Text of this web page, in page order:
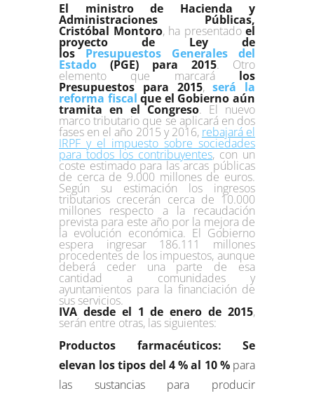
El ministro de Hacienda y
Administraciones Públicas,
Cristóbal Montoro, ha presentado el
proyecto de Ley de
los Presupuestos Generales del
Estado (PGE) para 2015. Otro
elemento que marcará los
Presupuestos para 2015,será la
reforma fiscal que el Gobierno aún
tramita en el Congreso. El nuevo
marco tributario que se aplicará en dos
fases en el año 2015 y 2016, rebajará el
IRPF y el impuesto sobre sociedades
para todos los contribuyentes, con un
coste estimado para las arcas públicas
de cerca de 9.000 millones de euros.
Según su estimación los ingresos
tributarios crecerán cerca de 10.000
millones respecto a la recaudación
prevista para este año por la mejora de
la evolución económica. El Gobierno
espera ingresar 186.111 millones
procedentes de los impuestos, aunque
deberá ceder una parte de esa
cantidad a comunidades y
ayuntamientos para la financiación de
sus servicios.
IVA desde el 1 de enero de 2015,
serán entre otras, las siguientes:
Productos farmacéuticos: Se
elevan los tipos del 4 % al 10 % para
las sustancias para producir